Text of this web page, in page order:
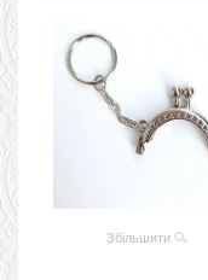
Збільшити